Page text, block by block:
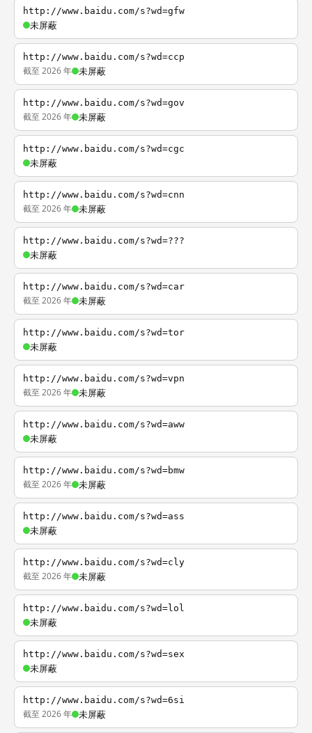
http://www.baidu.com/s?wd=gfw
未屏蔽
http://www.baidu.com/s?wd=ccp
截至 2026 年 未屏蔽
http://www.baidu.com/s?wd=gov
截至 2026 年 未屏蔽
http://www.baidu.com/s?wd=cgc
未屏蔽
http://www.baidu.com/s?wd=cnn
截至 2026 年 未屏蔽
http://www.baidu.com/s?wd=???
未屏蔽
http://www.baidu.com/s?wd=car
截至 2026 年 未屏蔽
http://www.baidu.com/s?wd=tor
未屏蔽
http://www.baidu.com/s?wd=vpn
截至 2026 年 未屏蔽
http://www.baidu.com/s?wd=aww
未屏蔽
http://www.baidu.com/s?wd=bmw
截至 2026 年 未屏蔽
http://www.baidu.com/s?wd=ass
未屏蔽
http://www.baidu.com/s?wd=cly
截至 2026 年 未屏蔽
http://www.baidu.com/s?wd=lol
未屏蔽
http://www.baidu.com/s?wd=sex
未屏蔽
http://www.baidu.com/s?wd=6si
截至 2026 年 未屏蔽